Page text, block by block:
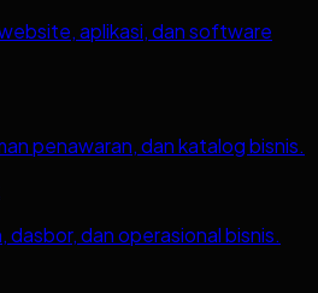
aplikasi, dan software
penawaran, dan katalog bisnis.
dan operasional bisnis.